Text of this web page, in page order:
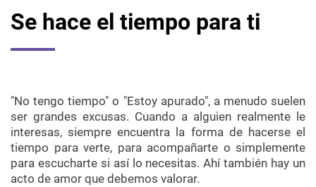
Se hace el tiempo para ti
"No tengo tiempo" o "Estoy apurado", a menudo suelen
ser grandes excusas. Cuando a alguien realmente le
interesas, siempre encuentra la forma de hacerse el
tiempo para verte, para acompañarte o simplemente
para escucharte si así lo necesitas. Ahí también hay un
acto de amor que debemos valorar.